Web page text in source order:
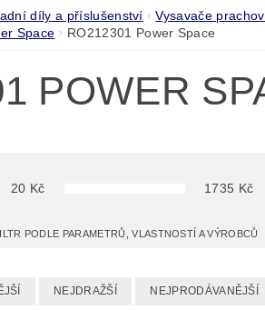
ZPRACOVÁNÍ
díly a příslušenství Vysavače
Space
RO212301 Power Space
POWER
20 Kč 1735 Kč
PODLE PARAMETRŮ, VLASTNOSTÍ A VÝROBCŮ
NEJDRAŽŠÍ NEJPRODÁVANĚJŠÍ